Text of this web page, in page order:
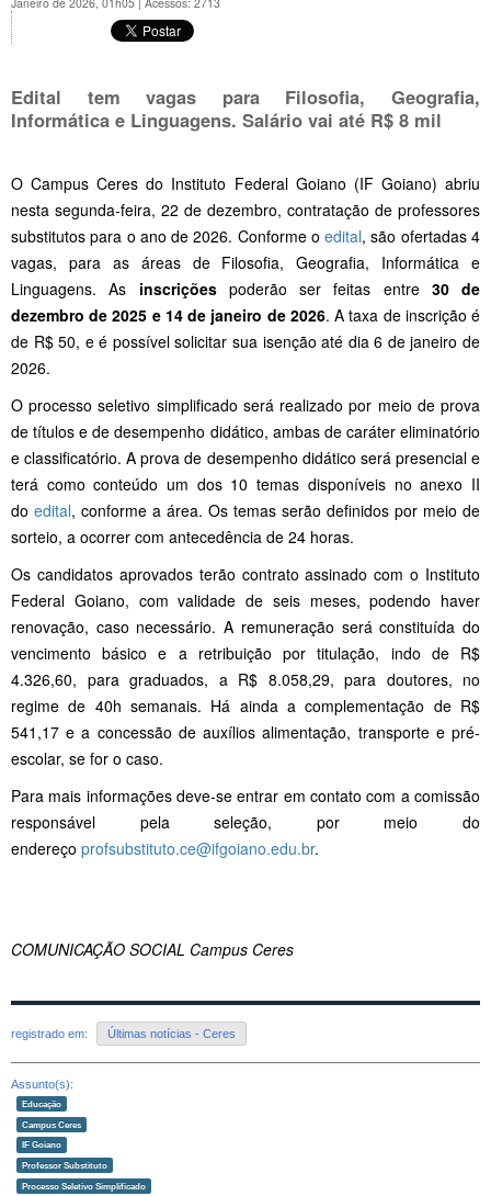
Edital tem vagas para Filosofia, Geografia,
Informática e Linguagens. Salário vai até R$ 8 mil
O Campus Ceres do Instituto Federal Goiano (IF Goiano) abriu
nesta segunda-feira, 22 de dezembro, contratação de professores
substitutos para o ano de 2026. Conforme oedital, são ofertadas 4
vagas, para as áreas de Filosofia, Geografia, Informática e
Linguagens. As inscriçõespoderão ser feitas entre 30 de
dezembro de 2025 e 14 de janeiro de 2026. A taxa de inscrição é
de R$ 50, e é possível solicitar sua isenção até dia 6 de janeiro de
2026.
O processo seletivo simplificado será realizado por meio de prova
de títulos e de desempenho didático, ambas de caráter eliminatório
e classificatório. A prova de desempenho didático será presencial e
terá como conteúdo um dos 10 temas disponíveis no anexo II
do edital, conforme a área. Os temas serão definidos por meio de
sorteio, a ocorrer com antecedência de 24 horas.
Os candidatos aprovados terão contrato assinado com o Instituto
Federal Goiano, com validade de seis meses, podendo haver
renovação, caso necessário. A remuneração será constituída do
vencimento básico e a retribuição por titulação, indo de R$
4.326,60, para graduados, a R$ 8.058,29, para doutores, no
regime de 40h semanais. Há ainda a complementação de R$
541,17 e a concessão de auxílios alimentação, transporte e pré-
escolar, se for o caso.
Para mais informações deve-se entrar em contato com a comissão
responsável pela seleção, por meio do
endereço profsubstituto.ce@ifgoiano.edu.br.
COMUNICAÇÃO SOCIAL Campus Ceres
registrado em: Últimas notícias - Ceres
Assunto(s):
Educação
Campus Ceres
IF Goiano
Professor Substituto
Processo Seletivo Simplificado